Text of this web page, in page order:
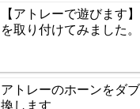
【アトレーで遊びます
を取り付けてみました。
アトレーのホーンをダ
換します